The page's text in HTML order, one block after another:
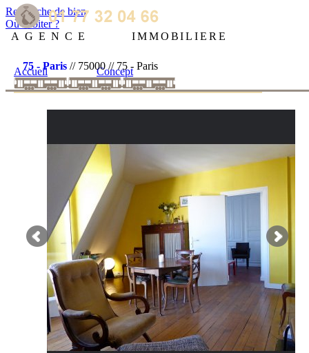
Recherche de bien
Où habiter ?
Accueil Concept
AGENCE IMMOBILIERE
75 - Paris // 75000 // 75 - Paris